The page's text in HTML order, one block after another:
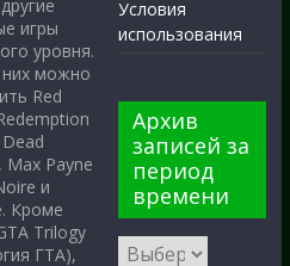
игры
уровня.
них можно
Red
Max Payne
и
Кроме
Trilogy
ГТА),
Условия
использования
Архив
записей за
период
времени